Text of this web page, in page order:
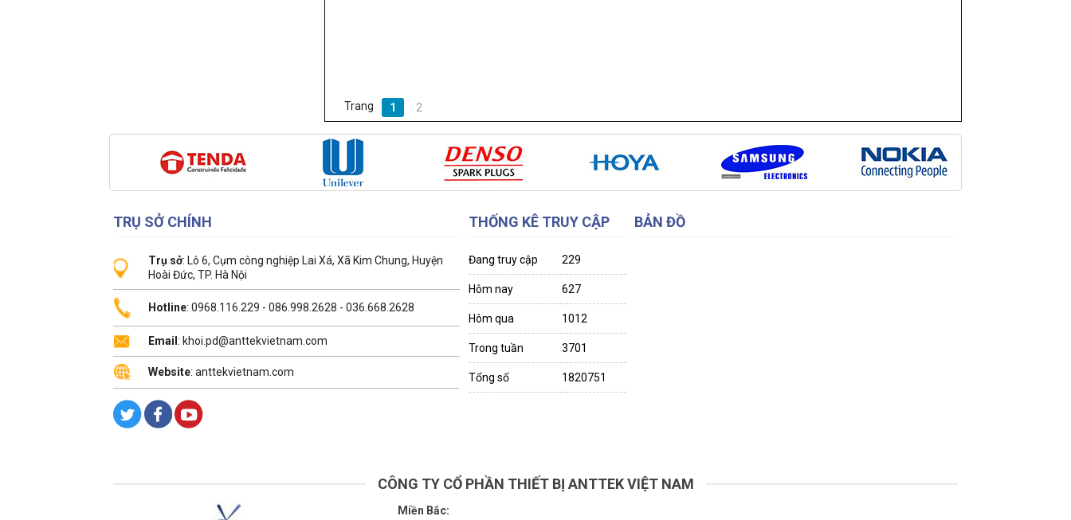
Trang 1 2
TRỤ SỞ CHÍNH
Trụ sở: Lô 6, Cụm công nghiệp Lai Xá, Xã Kim Chung, Huyện
Hoài Đức, TP. Hà Nội
Hotline: 0968.116.229 - 086.998.2628 - 036.668.2628
Email : khoi.pd@anttekvietnam.com
Website: anttekvietnam.com
THỐNG KÊ TRUY CẬP
Đang truy cập 229
Hôm nay 627
Hôm qua 1012
Trong tuần 3701
Tổng số 1820751
BẢN ĐỒ
CÔNG TY CỔ PHẦN THIẾT BỊ ANTTEK VIỆT NAM
Miền Bắc: